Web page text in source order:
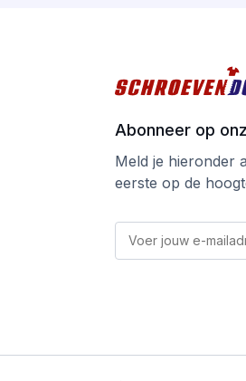
Abonneer op
Meld je hieronder
eerste op de
E
m